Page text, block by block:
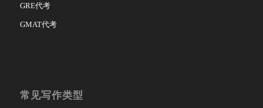
GRE代考
GMAT代考
常见写作类型